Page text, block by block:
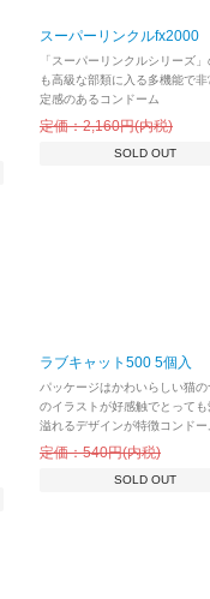
スーパーリンクルfx2000
「スーパーリンクルシリーズ
も高級な部類に入る多機能で
定感のあるコンドーム
定価：2,160円(内税)
SOLD OUT
ラブキャット500 5個入
パッケージはかわいらしい猫
のイラストが好感触でとっても
溢れるデザインが特徴コンドー
定価：540円(内税)
SOLD OUT